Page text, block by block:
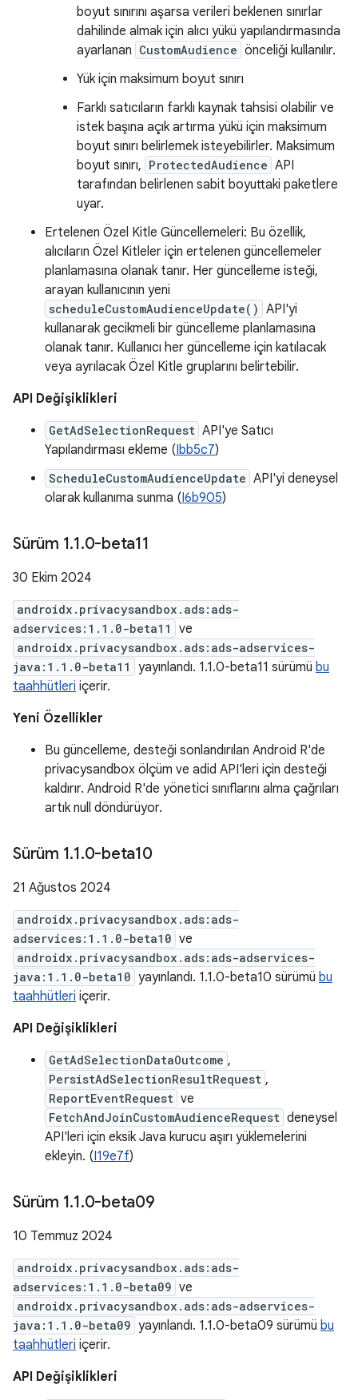
boyut sınırını aşarsa verileri beklenen sınırlar
dahilinde almak için alıcı yükü yapılandırmasında
ayarlanan CustomAudience önceliği kullanılır.
Yük için maksimum boyut sınırı
Farklı satıcıların farklı kaynak tahsisi olabilir ve
istek başına açık artırma yükü için maksimum
boyut sınırı belirlemek isteyebilirler. Maksimum
boyut sınırı, ProtectedAudience API
tarafından belirlenen sabit boyuttaki paketlere
uyar.
Ertelenen Özel Kitle Güncellemeleri: Bu özellik,
alıcıların Özel Kitleler için ertelenen güncellemeler
planlamasına olanak tanır. Her güncelleme isteği,
arayan kullanıcının yeni
scheduleCustomAudienceUpdate() API'yi
kullanarak gecikmeli bir güncelleme planlamasına
olanak tanır. Kullanıcı her güncelleme için katılacak
veya ayrılacak Özel Kitle gruplarını belirtebilir.
API Değişiklikleri
GetAdSelectionRequest API'ye Satıcı
Yapılandırması ekleme (Ibb5c7)
ScheduleCustomAudienceUpdate API'yi deneysel
olarak kullanıma sunma (I6b905)
Sürüm 1.1.0-beta11
30 Ekim 2024
androidx.privacysandbox.ads:ads-
adservices:1.1.0-beta11
ve
androidx.privacysandbox.ads:ads-adservices-
java:1.1.0-beta11
yayınlandı. 1.1.0-beta11 sürümü bu
taahhütleri içerir.
Yeni Özellikler
Bu güncelleme, desteği sonlandırılan Android R'de
privacysandbox ölçüm ve adid API'leri için desteği
kaldırır. Android R'de yönetici sınıflarını alma çağrıları
artık null döndürüyor.
Sürüm 1.1.0-beta10
21 Ağustos 2024
androidx.privacysandbox.ads:ads-
adservices:1.1.0-beta10 ve
androidx.privacysandbox.ads:ads-adservices-
java:1.1.0-beta10 yayınlandı. 1.1.0-beta10 sürümü bu
taahhütleri içerir.
API Değişiklikleri
GetAdSelectionDataOutcome ,
PersistAdSelectionResultRequest ,
ReportEventRequest ve
FetchAndJoinCustomAudienceRequest deneysel
API'leri için eksik Java kurucu aşırı yüklemelerini
ekleyin. (I19e7f)
Sürüm 1.1.0-beta09
10 Temmuz 2024
androidx.privacysandbox.ads:ads-
adservices:1.1.0-beta09 ve
androidx.privacysandbox.ads:ads-adservices-
java:1.1.0-beta09 yayınlandı. 1.1.0-beta09 sürümü bu
taahhütleri içerir.
API Değişiklikleri